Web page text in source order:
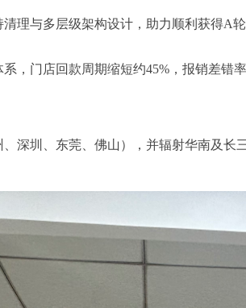
理与多层级架构设计，助力顺利获得A
，门店回款周期缩短约45%，报销差错
深圳、东莞、佛山），并辐射华南及长